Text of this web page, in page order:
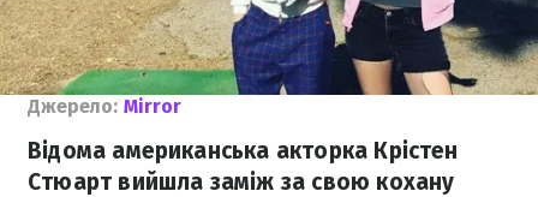
Джерело: Mirror
Відома американська акторка Крістен
Стюарт вийшла заміж за свою кохану